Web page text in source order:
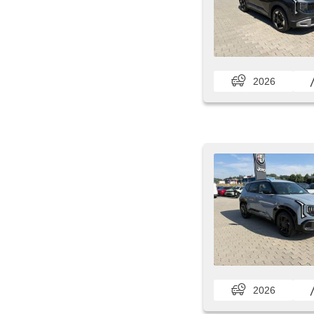
2026
2026